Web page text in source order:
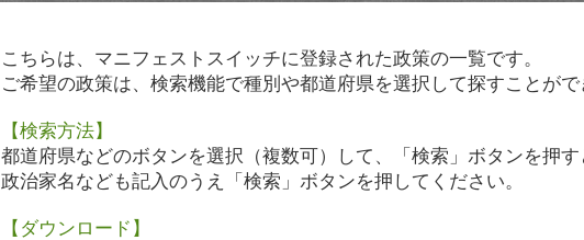
こちらは、マニフェストスイッチに登録された政策の一覧です。
ご希望の政策は、検索機能で種別や都道府県を選択して探すことがで
【検索方法】
都道府県などのボタンを選択（複数可）して、「検索」ボタンを押す
政治家名なども記入のうえ「検索」ボタンを押してください。
【ダウンロード】